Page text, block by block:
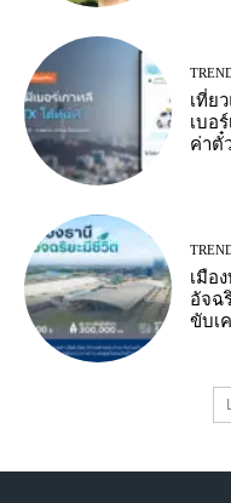
เที่ย
เบอ
ค่าตั๋
เมือ
อัจฉ
ขับเ